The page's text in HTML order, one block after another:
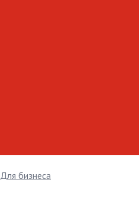
Для бизнеса